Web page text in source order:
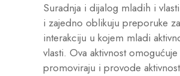
Suradnja i dijalog mladih i
i zajedno oblikuju preporuke
interakciju u kojem mladi
vlasti. Ova aktivnost
promoviraju i provode